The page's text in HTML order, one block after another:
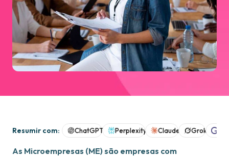
Resumir com: ChatGPT Perplexity Claude Grok
As Microempresas (ME) são empresas com